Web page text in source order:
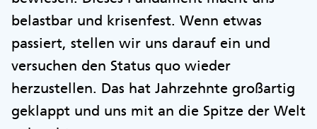
belastbar und krisenfest. Wenn etwas
passiert, stellen wir uns darauf ein und
versuchen den Status quo wieder
herzustellen. Das hat Jahrzehnte großartig
geklappt und uns mit an die Spitze der Welt